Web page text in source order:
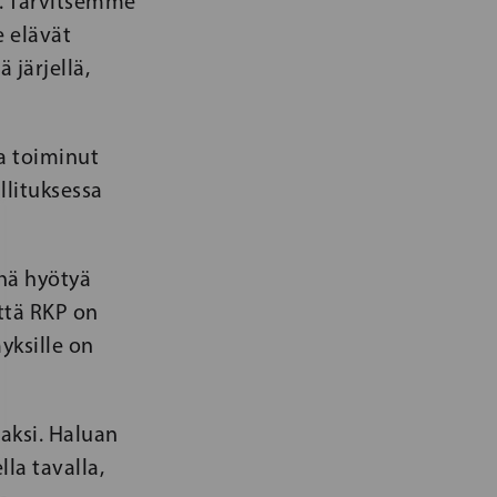
elävät
järjellä,
toiminut
hyötyä
RKP on
on
Haluan
tavalla,